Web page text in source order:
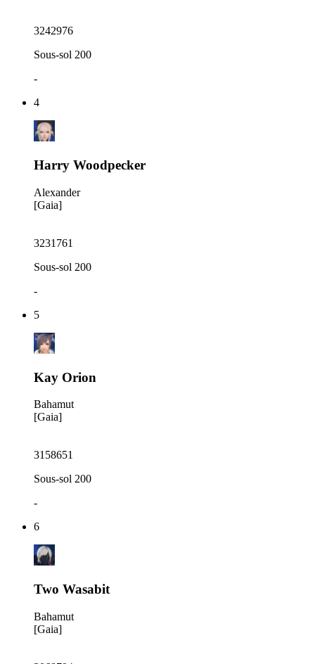
3242976
Sous-sol 200
-
4
Harry Woodpecker
Alexander
[Gaia]
3231761
Sous-sol 200
-
5
Kay Orion
Bahamut
[Gaia]
3158651
Sous-sol 200
-
6
Two Wasabit
Bahamut
[Gaia]